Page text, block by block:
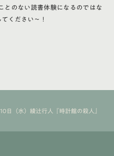
とのない読書体験になるのではな
ください〜！
（水）綾辻行人『時計館の殺人』